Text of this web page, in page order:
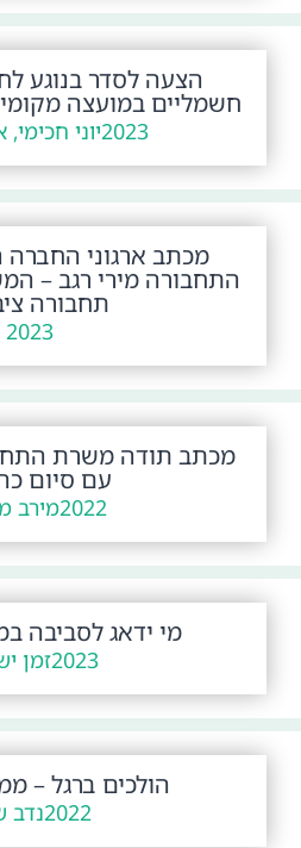
הצעה לסדר בנוגע
חשמליים במועצה
2023יוני
מכתב ארגוני
התחבורה מירי רגב –
תחבורה
2023
מכתב תודה משרת
עם סיום
2022מירב
מי ידאג לסביבה
2023זמן
הולכים ברגל –
2022נדב